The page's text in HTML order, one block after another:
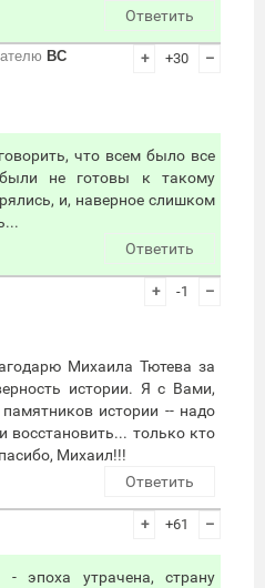
Ответить
ВС
+ +30 –
что всем было все
не готовы к такому
и, наверное слишком
Ответить
+ -1 –
Михаила Тютева за
истории. Я с Вами,
истории -- надо
восстановить... только кто
Михаил!!!
Ответить
+ +61 –
- эпоха утрачена, страну